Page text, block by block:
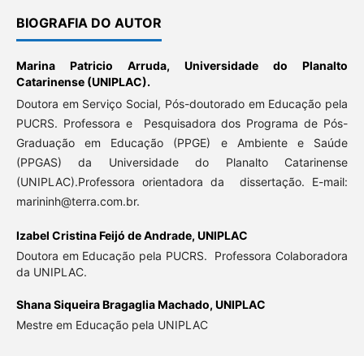
BIOGRAFIA DO AUTOR
Marina Patricio Arruda,Universidade do Planalto
Catarinense (UNIPLAC).
Doutora em Serviço Social, Pós-doutorado em Educação pela
PUCRS. Professora e Pesquisadora dos Programa de Pós-
Graduação em Educação (PPGE) e Ambiente e Saúde
(PPGAS) da Universidade do Planalto Catarinense
(UNIPLAC).Professora orientadora da dissertação. E-mail:
marininh@terra.com.br.
Izabel Cristina Feijó de Andrade, UNIPLAC
Doutora em Educação pela PUCRS. Professora Colaboradora
da UNIPLAC.
Shana Siqueira Bragaglia Machado, UNIPLAC
Mestre em Educação pela UNIPLAC